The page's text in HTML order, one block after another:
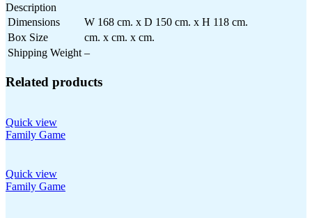
Description
Dimensions
W 168 cm. x D 150 cm. x H 118 cm.
Box Size
cm. x cm. x cm.
Shipping Weight –
Related products
Quick view
Family Game
Quick view
Family Game